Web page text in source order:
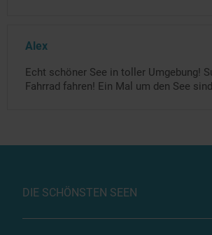
Alex
Echt schöner See in toller Umgebung!
Fahrrad fahren! Ein Mal um den See
DIE SCHÖNSTEN SEEN